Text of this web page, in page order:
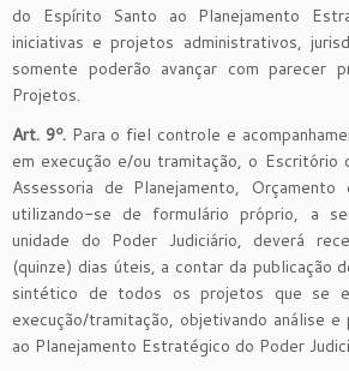
do Espírito Santo ao Planejamento
iniciativas e projetos administrativos,
somente poderão avançar com parecer
Projetos.
Art. 9º.Para o fiel controle e
em execução e/ou tramitação, o Escritório
Assessoria de Planejamento,
utilizando-se de formulário próprio, a
unidade do Poder Judiciário, deverá
(quinze) dias úteis, a contar da publicação
sintético de todos os projetos que se
execução/tramitação, objetivando análise e
ao Planejamento Estratégico do Poder